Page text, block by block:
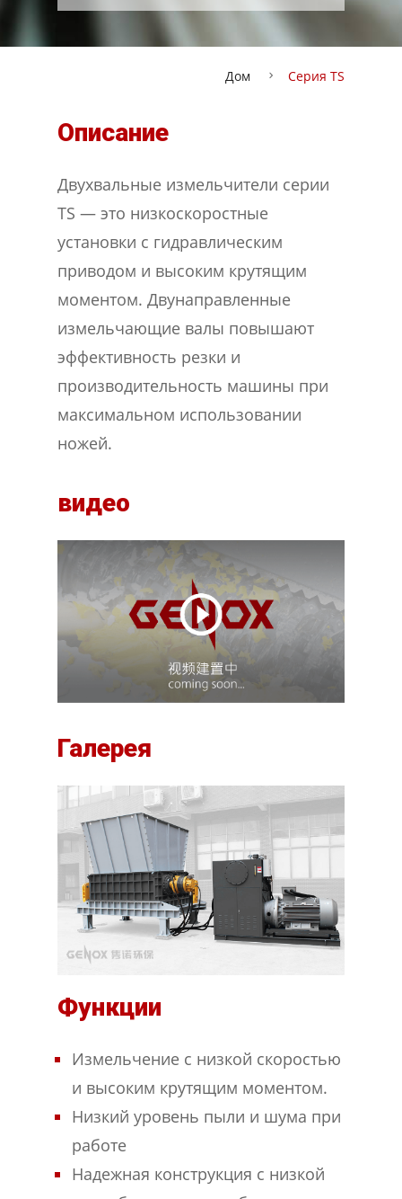
Дом Серия TS
Описание
Двухвальные измельчители серии
TS — это низкоскоростные
установки с гидравлическим
приводом и высоким крутящим
моментом. Двунаправленные
измельчающие валы повышают
эффективность резки и
производительность машины при
максимальном использовании
ножей.
видео
Галерея
Функции
Измельчение с низкой скоростью
и высоким крутящим моментом.
Низкий уровень пыли и шума при
работе
Надежная конструкция с низкой